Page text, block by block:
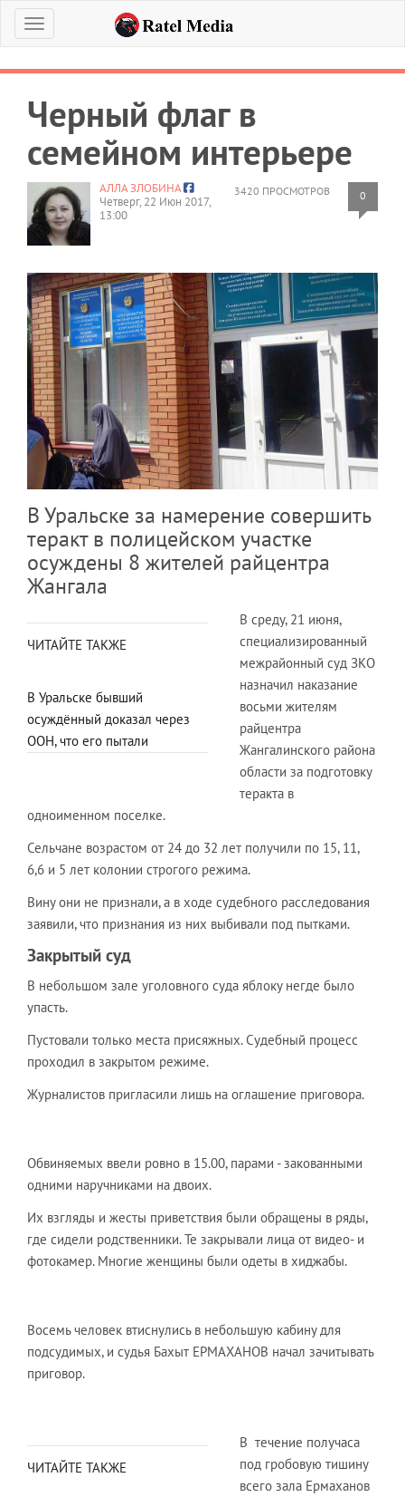
Меню
Черный флаг в
семейном интерьере
3420 ПРОСМОТРОВ 0
АЛЛА ЗЛОБИНА
Четверг, 22 Июн 2017,
13:00
В Уральске за намерение совершить
теракт в полицейском участке
осуждены 8 жителей райцентра
Жангала
ЧИТАЙТЕ ТАКЖЕ
В Уральске бывший
осуждённый доказал через
ООН, что его пытали
В среду, 21 июня,
специализированный
межрайонный суд ЗКО
назначил наказание
восьми жителям
райцентра
Жангалинского района
области за подготовку
теракта в
одноименном поселке.
Сельчане возрастом от 24 до 32 лет получили по 15, 11,
6,6 и 5 лет колонии строгого режима.
Вину они не признали, а в ходе судебного расследования
заявили, что признания из них выбивали под пытками.
Закрытый суд
В небольшом зале уголовного суда яблоку негде было
упасть.
Пустовали только места присяжных. Судебный процесс
проходил в закрытом режиме.
Журналистов пригласили лишь на оглашение приговора.
Обвиняемых ввели ровно в 15.00, парами - закованными
одними наручниками на двоих.
Их взгляды и жесты приветствия были обращены в ряды,
где сидели родственники. Те закрывали лица от видео- и
фотокамер. Многие женщины были одеты в хиджабы.
Восемь человек втиснулись в небольшую кабину для
подсудимых, и судья Бахыт ЕРМАХАНОВ начал зачитывать
приговор.
ЧИТАЙТЕ ТАКЖЕ
В течение получаса
под гробовую тишину
всего зала Ермаханов